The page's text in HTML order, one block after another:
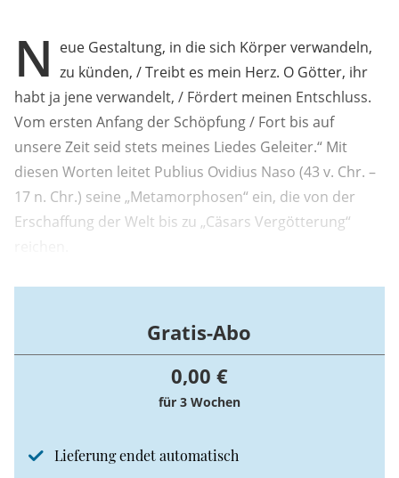
N eue Gestaltung, in die sich Körper verwandeln,
zu künden, / Treibt es mein Herz. O Götter, ihr
habt ja jene verwandelt, / Fördert meinen Entschluss.
Vom ersten Anfang der Schöpfung / Fort bis auf
unsere Zeit seid stets meines Liedes Geleiter.“ Mit
diesen Worten leitet Publius Ovidius Naso (43 v. Chr. –
17 n. Chr.) seine „Metamorphosen“ ein, die von der
Erschaffung der Welt bis zu „Cäsars Vergötterung“
Gratis-Abo
0,00 €
für 3 Wochen
Lieferung endet automatisch